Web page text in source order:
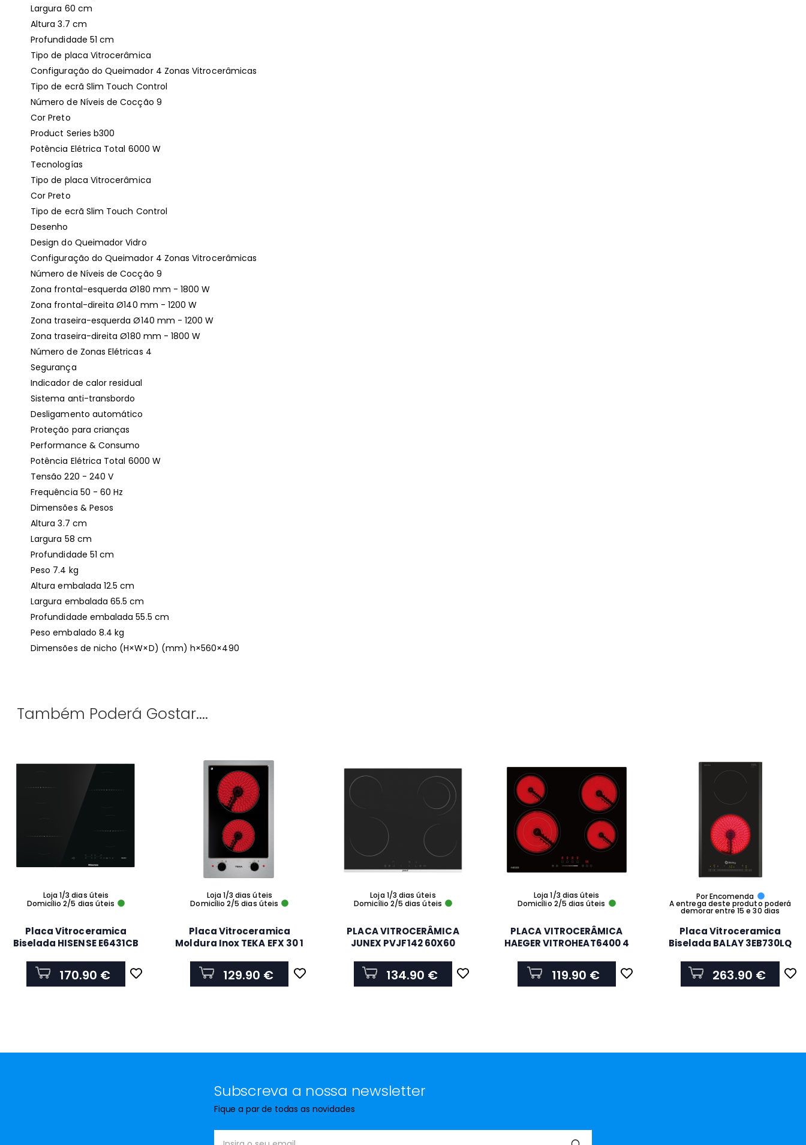
Largura 60 cm
Altura 3.7 cm
Profundidade 51 cm
Tipo de placa Vitrocerâmica
Configuração do Queimador 4 Zonas Vitrocerâmicas
Tipo de ecrã Slim Touch Control
Número de Níveis de Cocção 9
Cor Preto
Product Series b300
Potência Elétrica Total 6000 W
Tecnologías
Tipo de placa Vitrocerâmica
Cor Preto
Tipo de ecrã Slim Touch Control
Desenho
Design do Queimador Vidro
Configuração do Queimador 4 Zonas Vitrocerâmicas
Número de Níveis de Cocção 9
Zona frontal-esquerda Ø180 mm - 1800 W
Zona frontal-direita Ø140 mm - 1200 W
Zona traseira-esquerda Ø140 mm - 1200 W
Zona traseira-direita Ø180 mm - 1800 W
Número de Zonas Elétricas 4
Segurança
Indicador de calor residual
Sistema anti-transbordo
Desligamento automático
Proteção para crianças
Performance & Consumo
Potência Elétrica Total 6000 W
Tensão 220 - 240 V
Frequência 50 - 60 Hz
Dimensões & Pesos
Altura 3.7 cm
Largura 58 cm
Profundidade 51 cm
Peso 7.4 kg
Altura embalada 12.5 cm
Largura embalada 65.5 cm
Profundidade embalada 55.5 cm
Peso embalado 8.4 kg
Dimensões de nicho (H×W×D) (mm) h×560×490
Também Poderá Gostar....
Loja 1/3 dias úteis
Domicílio 2/5 dias úteis
Placa Vitroceramica
Biselada HISENSE E6431CB
60CM
170.90 €
Loja 1/3 dias úteis
Domicílio 2/5 dias úteis
Placa Vitroceramica
Moldura Inox TEKA EFX 30 1
30Cm
129.90 €
Loja 1/3 dias úteis
Domicílio 2/5 dias úteis
PLACA VITROCERÂMICA
JUNEX PVJF142 60X60
134.90 €
Loja 1/3 dias úteis
Domicílio 2/5 dias úteis
PLACA VITROCERÂMICA
HAEGER VITROHEAT6400 4
119.90 €
Por Encomenda
A entrega deste produto poderá
demorar entre 15 e 30 dias
Placa Vitroceramica
Biselada BALAY 3EB730LQ
30Cm
263.90 €
Subscreva a nossa newsletter
Fique a par de todas as novidades